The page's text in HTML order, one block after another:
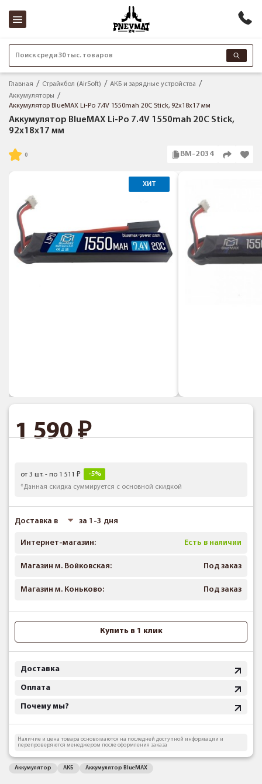
Поиск среди 30 тыс. товаров
Главная Страйкбол (AirSoft)
АКБ и зарядные устройства
Аккумуляторы
Аккумулятор BlueMAX Li-Po 7.4V 1550mah 20C Stick, 92x18x17 мм
Аккумулятор BlueMAX Li-Po 7.4V 1550mah 20C Stick,
92x18x17 мм
BM-2034
ХИТ
1 590
от 3 шт. - по 1 511
-5%
*Данная скидка суммируется с основной скидкой
Доставка в за 1-3 дня
Интернет-магазин: Есть в наличии
Магазин м. Войковская: Под заказ
Магазин м. Коньково: Под заказ
Купить в 1 клик
Доставка
Оплата
Почему мы?
Наличие и цена товара основываются на последней доступной информации и
перепроверяются менеджером после оформления заказа
Аккумулятор АКБ Аккумулятор BlueMAX